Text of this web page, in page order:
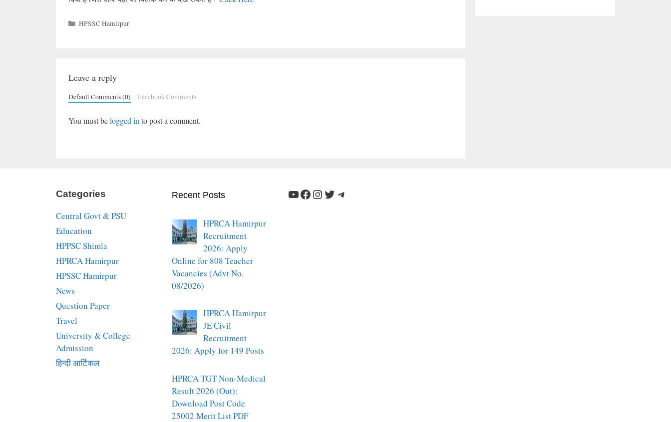
Categories
HPSSC Hamirpur
Leave a reply
Default Comments (0) Facebook Comments
You must belogged in to post a comment.
Categories
Central Govt & PSU
Education
HPPSC Shimla
HPRCA Hamirpur
HPSSC Hamirpur
News
Question Paper
Travel
University & College
Admission
हिन्दी आर्टिकल
Recent Posts
HPRCA Hamirpur
Recruitment
2026: Apply
Online for 808 Teacher
Vacancies (Advt No.
08/2026)
HPRCA Hamirpur
JE Civil
Recruitment
2026: Apply for 149 Posts
HPRCA TGT Non-Medical
Result 2026 (Out):
Download Post Code
25002 Merit List PDF
YouTube
Facebook
Instagram
TwitterTelegram